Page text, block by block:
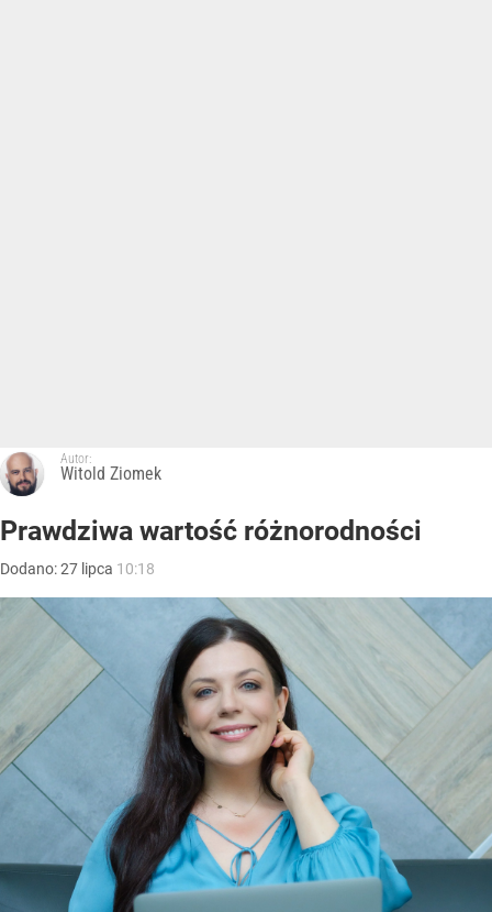
Autor:
Witold Ziomek
Prawdziwa wartość różnorodności
Dodano:27 lipca 10:18